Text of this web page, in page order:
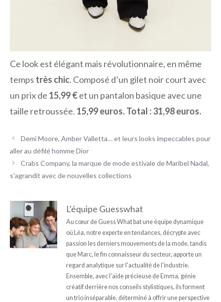
Ce look est élégant mais révolutionnaire, en même
temps très chic. Composé d’un gilet noir court avec
un prix de 15,99 €et un pantalon basique avec une
taille retroussée. 15,99 euros. Total : 31,98 euros.
Demi Moore, Amber Valletta… et leurs looks impeccables pour
aller au défilé homme Dior
Crabs Company, la marque de mode estivale de Maribel Nadal,
s’agrandit avec de nouvelles collections
L'équipe Guesswhat
Au cœur de Guess What bat une équipe dynamique
où Léa, notre experte en tendances, décrypte avec
passion les derniers mouvements de la mode, tandis
que Marc, le fin connaisseur du secteur, apporte un
regard analytique sur l'actualité de l'industrie.
Ensemble, avec l'aide précieuse de Emma, génie
créatif derrière nos conseils stylistiques, ils forment
un trio inséparable, déterminé à offrir une perspective